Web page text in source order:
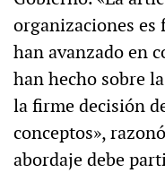
organizaciones es
han avanzado en
han hecho sobre
la firme decisión
conceptos»,
abordaje debe